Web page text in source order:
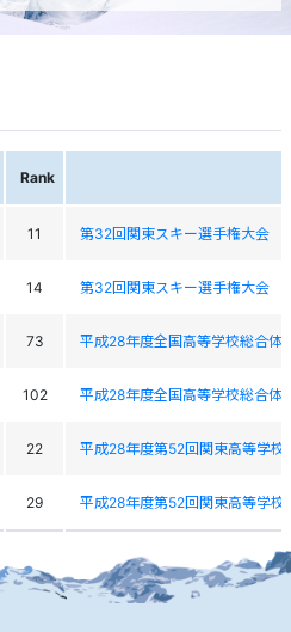
Rank
11 第32回関東スキー選手権大会
14 第32回関東スキー選手権大会
73 平成28年度全国高等学校総合
102 平成28年度全国高等学校総合
22 平成28年度第52回関東高等学校
29 平成28年度第52回関東高等学校